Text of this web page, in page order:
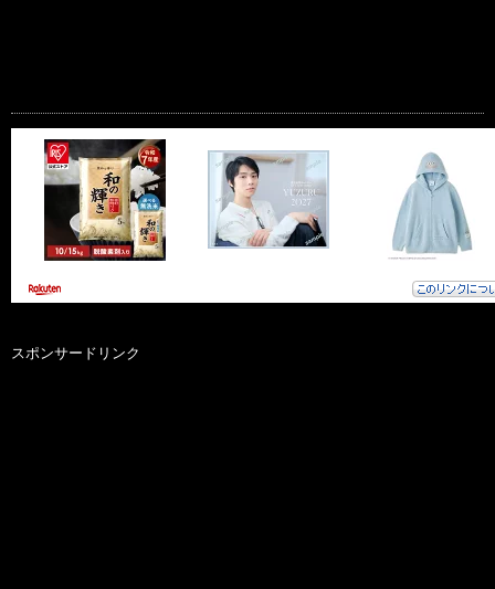
スポンサードリンク